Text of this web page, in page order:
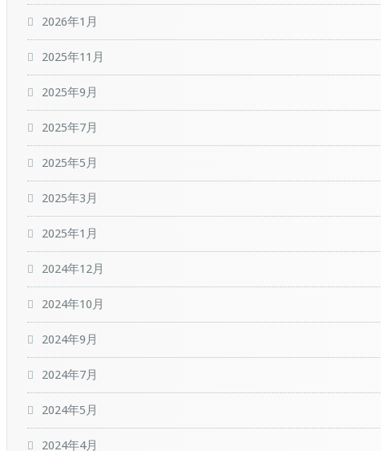
2026年1月
2025年11月
2025年9月
2025年7月
2025年5月
2025年3月
2025年1月
2024年12月
2024年10月
2024年9月
2024年7月
2024年5月
2024年4月